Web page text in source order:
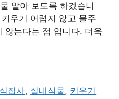
알아 보도록 하겠습니
우기 어렵지 않고 물주
않는다는 점 입니다. 더욱
식집사, 실내식물, 키우기